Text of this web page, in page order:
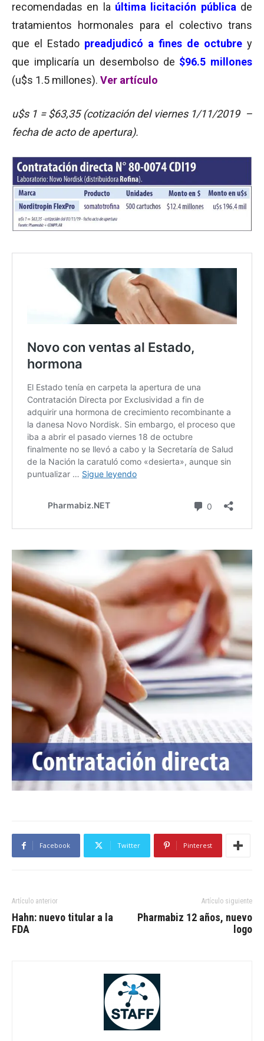
recomendadas en la última licitación pública de
tratamientos hormonales para el colectivo trans
que el Estado preadjudicó a fines de octubre y
que implicaría un desembolso de $96.5 millones
(u$s 1.5 millones). Ver artículo
u$s 1 = $63,35 (cotización del viernes 1/11/2019 –
fecha de acto de apertura).
Facebook Twitter Pinterest
Artículo anterior
Hahn: nuevo titular a la
FDA
Artículo siguiente
Pharmabiz 12 años, nuevo
logo